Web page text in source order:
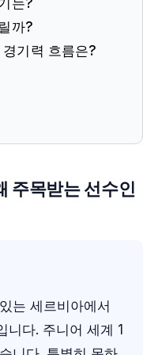
까?
기력 흐름은?
주목받는 선수인
는 세르비아에서
니다. 주니어 세계 1